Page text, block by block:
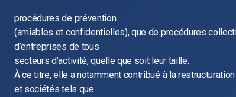
procédures de prévention
(amiables et confidentielles), que de procédures
d’entreprises de tous
secteurs d’activité, quelle que soit leur taille.
À ce titre, elle a notamment contribué à la
et sociétés tels que